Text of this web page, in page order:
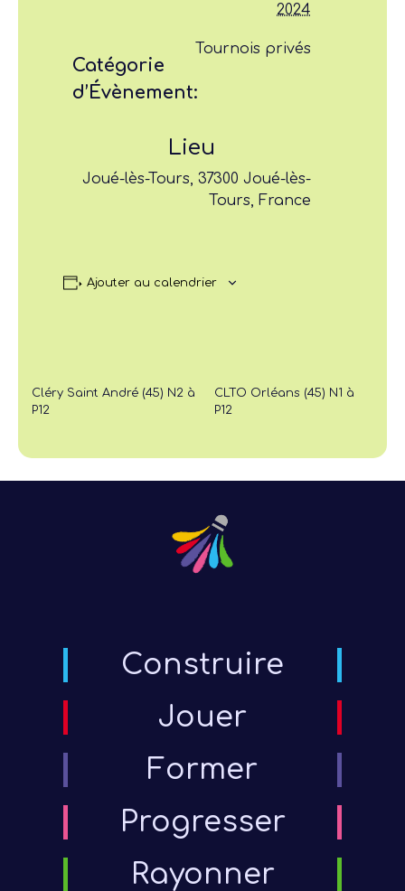
2024
Catégorie
d’Évènement:
Tournois privés
Lieu
Joué-lès-Tours, 37300 Joué-lès-
Tours, France
Ajouter au calendrier
Cléry Saint André (45) N2 à
P12
CLTO Orléans (45) N1 à
P12
Construire
Jouer
Former
Progresser
Rayonner